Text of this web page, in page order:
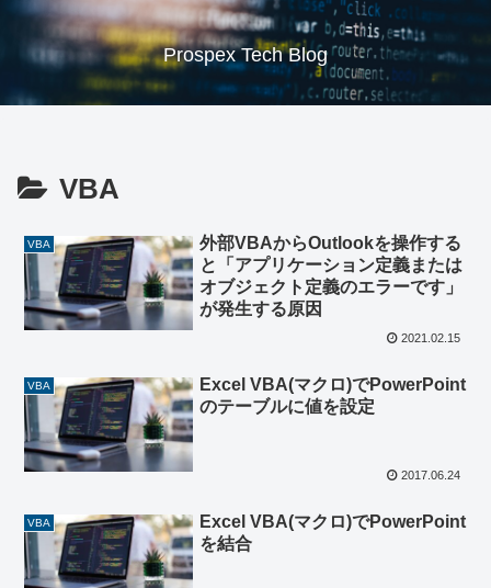
Prospex Tech Blog
VBA
VBA
外部VBAからOutlookを操作する
と「アプリケーション定義または
オブジェクト定義のエラーです」
が発生する原因
2021.02.15
VBA
Excel VBA(マクロ)でPowerPoint
のテーブルに値を設定
2017.06.24
VBA
Excel VBA(マクロ)でPowerPoint
を結合